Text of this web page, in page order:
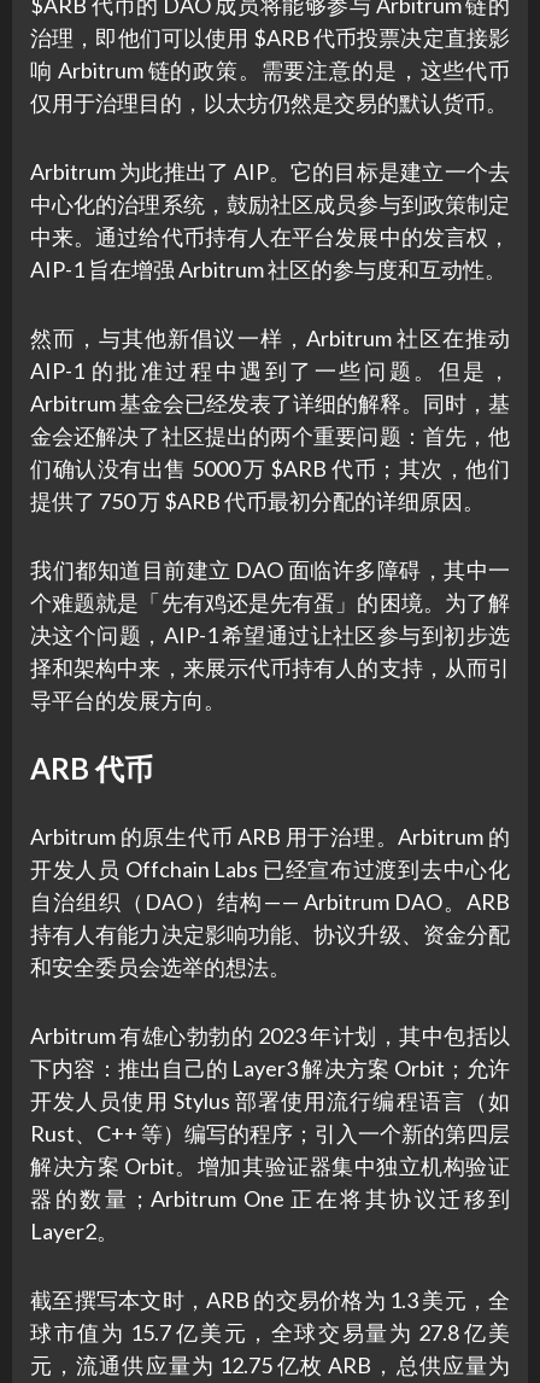
治理，即他们可以使用 $ARB 代币投票决定直接影
响 Arbitrum 链的政策。需要注意的是，这些代币
仅用于治理目的，以太坊仍然是交易的默认货币。
Arbitrum 为此推出了 AIP。它的目标是建立一个去
中心化的治理系统，鼓励社区成员参与到政策制定
中来。通过给代币持有人在平台发展中的发言权，
AIP-1 旨在增强 Arbitrum 社区的参与度和互动性。
然而，与其他新倡议一样，Arbitrum 社区在推动
AIP-1 的批准过程中遇到了一些问题。但是，
Arbitrum 基金会已经发表了详细的解释。同时，基
金会还解决了社区提出的两个重要问题：首先，他
们确认没有出售 5000 万 $ARB 代币；其次，他们
提供了 750 万 $ARB 代币最初分配的详细原因。
我们都知道目前建立 DAO 面临许多障碍，其中一
个难题就是「先有鸡还是先有蛋」的困境。为了解
决这个问题，AIP-1 希望通过让社区参与到初步选
择和架构中来，来展示代币持有人的支持，从而引
导平台的发展方向。
ARB 代币
Arbitrum 的原生代币 ARB 用于治理。Arbitrum 的
开发人员 Offchain Labs 已经宣布过渡到去中心化
自治组织（DAO）结构 — — Arbitrum DAO。ARB
持有人有能力决定影响功能、协议升级、资金分配
和安全委员会选举的想法。
Arbitrum 有雄心勃勃的 2023 年计划，其中包括以
下内容：推出自己的 Layer3 解决方案 Orbit；允许
开发人员使用 Stylus 部署使用流行编程语言（如
Rust、C++ 等）编写的程序；引入一个新的第四层
解决方案 Orbit。增加其验证器集中独立机构验证
器的数量；Arbitrum One 正在将其协议迁移到
Layer2。
截至撰写本文时，ARB 的交易价格为 1.3 美元，全
球市值为 15.7 亿美元，全球交易量为 27.8 亿美
元，流通供应量为 12.75 亿枚 ARB，总供应量为